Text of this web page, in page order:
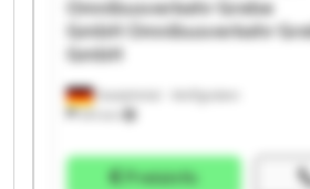
Dautphetal - Wolfgruben
574 km
Omnibusverkehr Grebe
GmbH Omnibusverkehr
GmbH
Preisinfo